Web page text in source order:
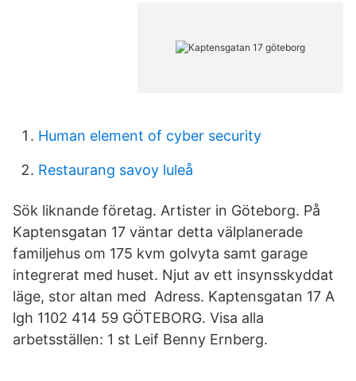
Human element of cyber security
Restaurang savoy luleå
Sök liknande företag. Artister in Göteborg. På
Kaptensgatan 17 väntar detta välplanerade
familjehus om 175 kvm golvyta samt garage
integrerat med huset. Njut av ett insynsskyddat
läge, stor altan med​ Adress. Kaptensgatan 17 A
lgh 1102 414 59 GÖTEBORG. Visa alla
arbetsställen: 1 st Leif Benny Ernberg.